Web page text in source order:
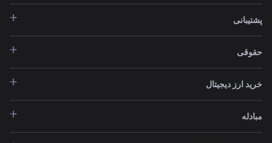
پشتیبانی
حقوقی
خرید ارز دیجیتال
مبادله